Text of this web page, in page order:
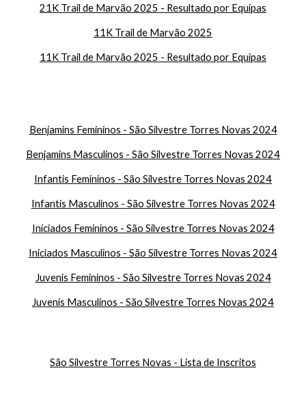
21K Trail de Marvão 2025 - Resultado por Equipas
11K Trail de Marvão 2025
11K Trail de Marvão 2025 - Resultado por Equipas
Benjamins Femininos - São Silvestre Torres Novas 2024
Benjamins Masculinos - São Silvestre Torres Novas 2024
Infantis Femininos - São Silvestre Torres Novas 2024
Infantis Masculinos - São Silvestre Torres Novas 2024
Iniciados Femininos - São Silvestre Torres Novas 2024
Iniciados Masculinos - São Silvestre Torres Novas 2024
Juvenis Femininos - São Silvestre Torres Novas 2024
Juvenis Masculinos - São Silvestre Torres Novas 2024
São Silvestre Torres Novas - Lista de Inscritos